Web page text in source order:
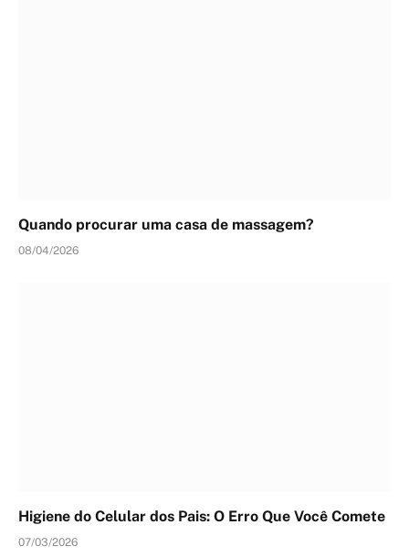
Quando procurar uma casa de massagem?
08/04/2026
Higiene do Celular dos Pais: O Erro Que Você Comete
07/03/2026